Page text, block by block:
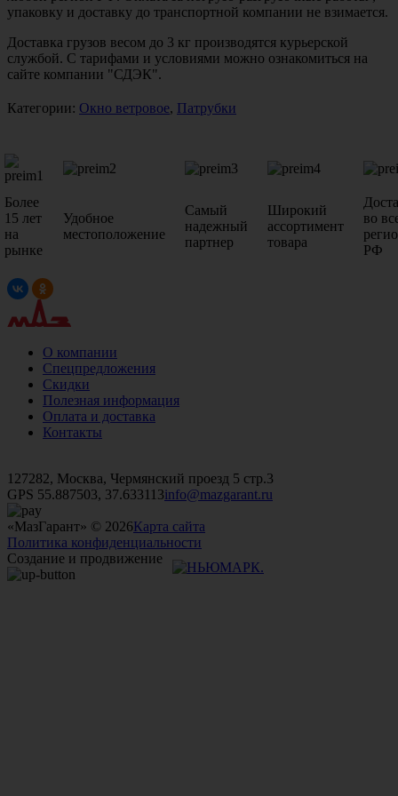
упаковку и доставку до транспортной компании не взимается.
Доставка грузов весом до 3 кг производятся курьерской
службой. С тарифами и условиями можно ознакомиться на
сайте компании "СДЭК".
Категории: Окно ветровое, Патрубки
Более
15 лет
на
рынке
Удобное
местоположение
Самый
надежный
партнер
Широкий
ассортимент
товара
во
РФ
О компании
Спецпредложения
Скидки
Полезная информация
Оплата и доставка
Контакты
127282, Москва, Чермянский проезд 5 стр.3
GPS 55.887503, 37.633113info@mazgarant.ru
«МазГарант» © 2026Карта сайта
Политика конфиденциальности
Создание и продвижение